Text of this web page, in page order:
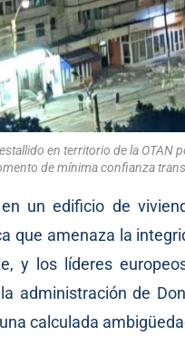
en territorio de la
de mínima confianza
un edificio de
que amenaza la
y los líderes
administración de
calculada